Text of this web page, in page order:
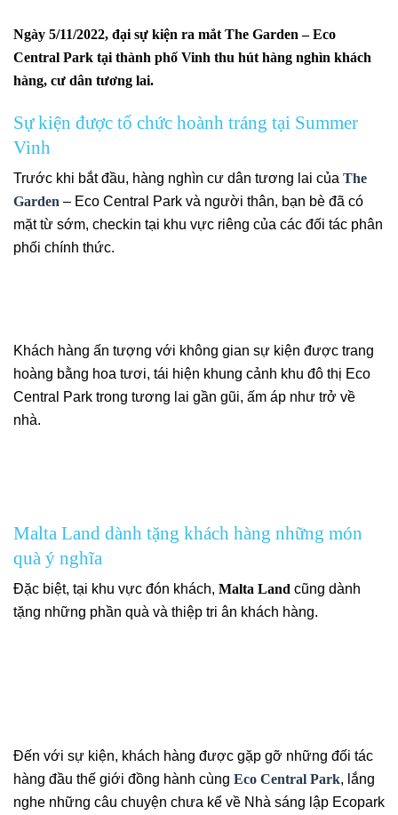
Ngày 5/11/2022, đại sự kiện ra mắt The Garden – Eco
Central Park tại thành phố Vinh thu hút hàng nghìn khách
hàng, cư dân tương lai.
Sự kiện được tổ chức hoành tráng tại Summer
Vinh
Trước khi bắt đầu, hàng nghìn cư dân tương lai của The
Garden – Eco Central Park và người thân, bạn bè đã có
mặt từ sớm, checkin tại khu vực riêng của các đối tác phân
phối chính thức.
Khách hàng ấn tượng với không gian sự kiện được trang
hoàng bằng hoa tươi, tái hiện khung cảnh khu đô thị Eco
Central Park trong tương lai gần gũi, ấm áp như trở về
nhà.
Malta Land dành tặng khách hàng những món
quà ý nghĩa
Đặc biệt, tại khu vực đón khách, Malta Land cũng dành
tặng những phần quà và thiệp tri ân khách hàng.
Đến với sự kiện, khách hàng được gặp gỡ những đối tác
hàng đầu thế giới đồng hành cùng Eco Central Park, lắng
nghe những câu chuyện chưa kể về Nhà sáng lập Ecopark